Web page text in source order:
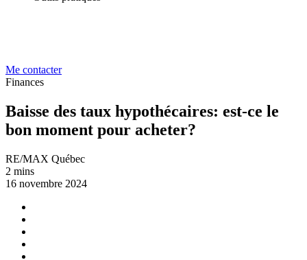
Me contacter
Finances
Baisse des taux hypothécaires: est-ce le
bon moment pour acheter?
RE/MAX Québec
2 mins
16 novembre 2024